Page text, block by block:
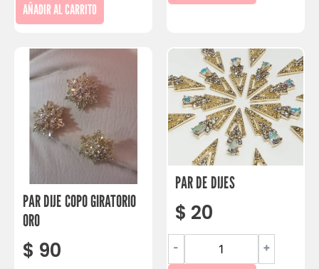
AÑADIR AL CARRITO
PAR DIJE COPO GIRATORIO
ORO
$ 90
PAR DE DIJES
$ 20
- +